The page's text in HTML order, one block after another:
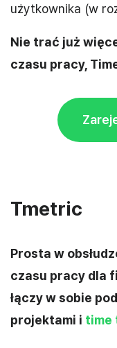
użytkownika (w
Nie trać już
czasu pracy,
Tmetric
Prosta w
czasu pracy dla
łączy w sobie
projektami i time